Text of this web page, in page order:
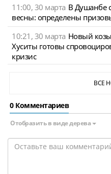
11:00, 30 марта В Душанбе
весны: определены
10:21, 30 марта Новый
Хуситы готовы
кризис
ВСЕ
0 Комментариев
Отобразить в виде дерева